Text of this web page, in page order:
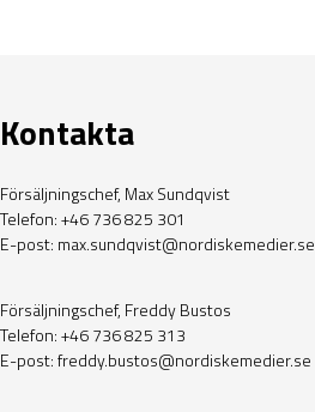
Kontakta
Försäljningschef, Max Sundqvist
Telefon: +46 736 825 301
E-post: max.sundqvist@nordiskemedier.se
Försäljningschef, Freddy Bustos
Telefon: +46 736 825 313
E-post:freddy.bustos@nordiskemedier.se